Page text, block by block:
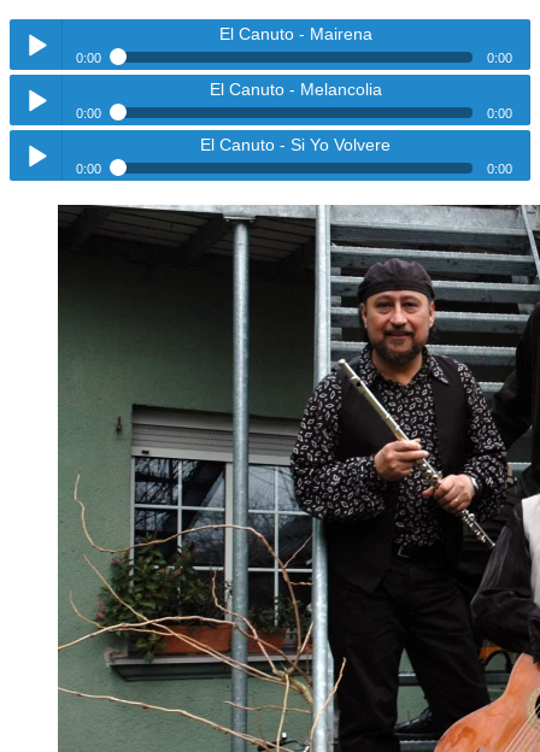
Play /
El Canuto - Mairena
0:00 0:00
El Canuto - Mairena
Play /
El Canuto - Melancolia
0:00 0:00
El Canuto - Melancolia El Canuto - Si Yo Volvere
0:00 0:00
El Canuto - Si Yo Volvere